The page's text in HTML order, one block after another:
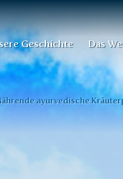
Geschichte Das
ayurvedische